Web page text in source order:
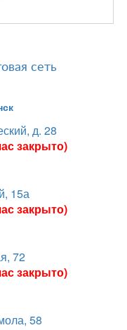
сеть
д. 28
закрыто)
15а
закрыто)
72
закрыто)
58